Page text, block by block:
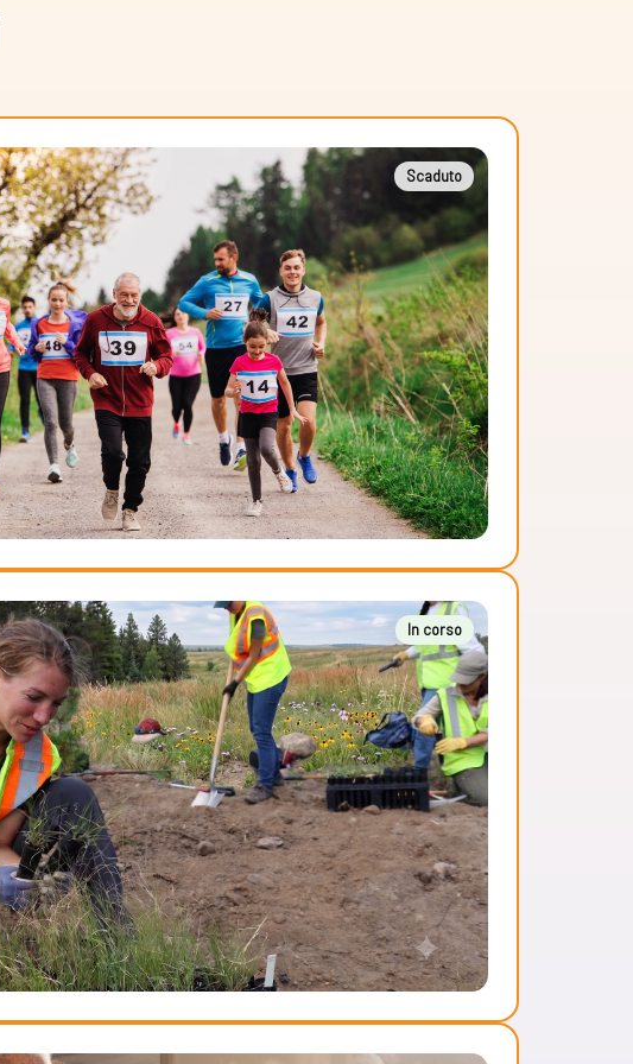
Scaduto
In corso